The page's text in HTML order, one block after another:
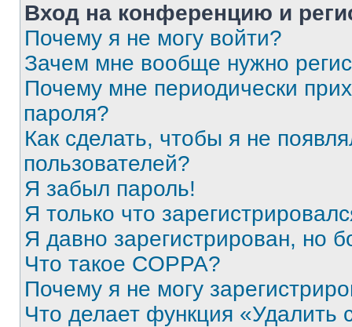
Вход на конференцию и
Почему я не могу войти?
Зачем мне вообще нужно
Почему мне периодически
пароля?
Как сделать, чтобы я не
пользователей?
Я забыл пароль!
Я только что
Я давно зарегистрирован, но
Что такое COPPA?
Почему я не могу
Что делает функция «Удалить